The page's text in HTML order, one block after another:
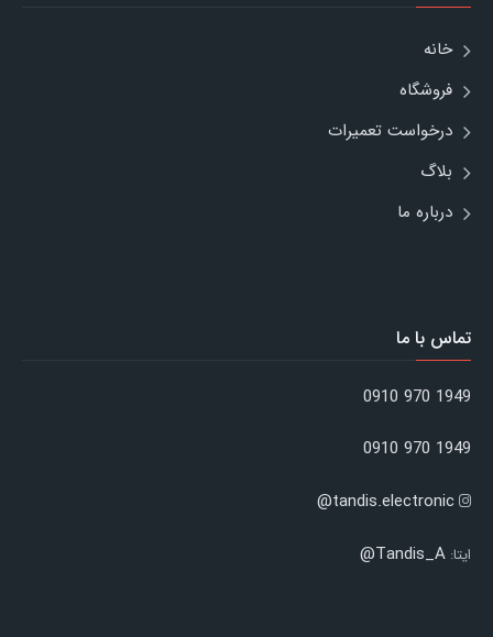
خانه
فروشگاه
درخواست تعمیرات
بلاگ
درباره ما
تماس با ما
1949 970 0910
1949 970 0910
tandis.electronic@
ایتا: Tandis_A@